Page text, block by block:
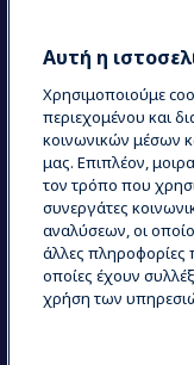
Electrolux
Η
Data Privacy
Αυτή η
Χρησιμοποιούμε
περιεχομένου και
κοινωνικών μέσων
μας. Επιπλέον,
τον τρόπο που
συνεργάτες
αναλύσεων, οι
άλλες πληροφορίες
οποίες έχουν
χρήση των